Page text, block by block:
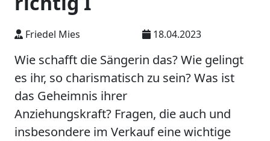
Friedel Mies 18.04.2023
Wie schafft die Sängerin das? Wie gelingt
es ihr, so charismatisch zu sein? Was ist
das Geheimnis ihrer
Anziehungskraft? Fragen, die auch und
insbesondere im Verkauf eine wichtige